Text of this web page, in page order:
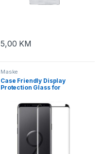
5,00 KM
Maske
Case Friendly Display
Protection Glass for